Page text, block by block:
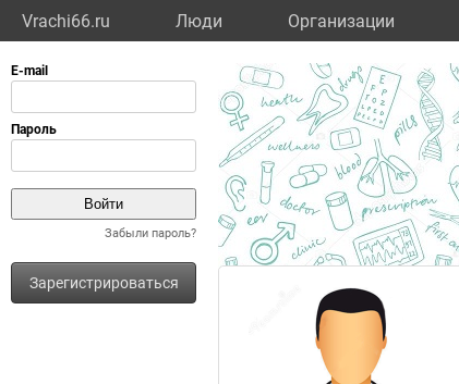
Vrachi66.ru Люди Организации
Забыли пароль?
Зарегистрироваться